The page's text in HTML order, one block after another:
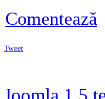
Comentează
Tweet
Joomla 1.5